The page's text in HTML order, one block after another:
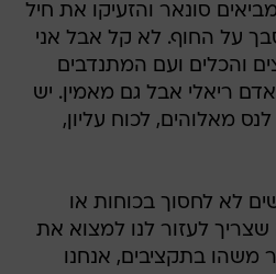
סונאר והזעיקו את חיל
על החוף. לא קל אבל אני
והכלים ועם המתנדבים
ריאלי אבל גם מאמין. יש
מאלוהים, לכוח עליון,
לא לחסוך בכוחות או
לעזור לנו למצוא את
משהו בתקציבים, אנחנו